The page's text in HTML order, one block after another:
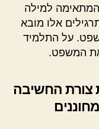
למילה
אלו מובא
על התלמיד
המשפט.
צורת החשיבה